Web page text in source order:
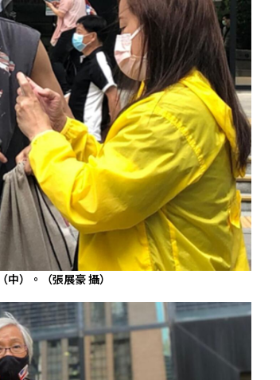
）。（張展豪 攝）